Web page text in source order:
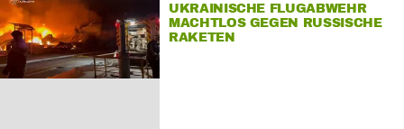
UKRAINISCHE FLUGABWEHR
MACHTLOS GEGEN RUSSISCHE
RAKETEN